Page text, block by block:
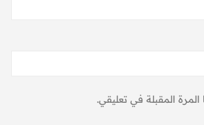
المقبلة في تعليقي.